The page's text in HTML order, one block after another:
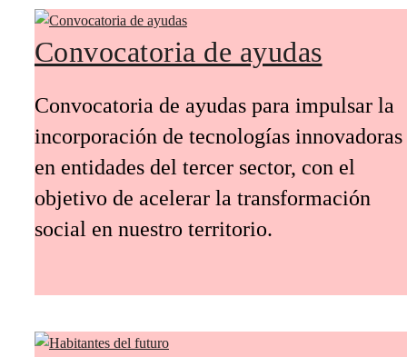
Convocatoria de ayudas
Convocatoria de ayudas para impulsar la
incorporación de tecnologías innovadoras
en entidades del tercer sector, con el
objetivo de acelerar la transformación
social en nuestro territorio.